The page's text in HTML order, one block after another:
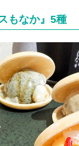
もなか』5種